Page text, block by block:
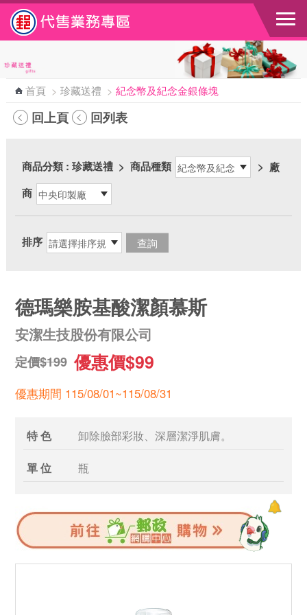
跳到主要內容區塊
首頁 > 珍藏送禮 > 紀念幣及紀念金銀條塊
回上頁 回列表
商品分類: 珍藏送禮 > 商品種類 > 廠
商
排序
德瑪樂胺基酸潔顏慕斯
安潔生技股份有限公司
定價$199 優惠價$99
優惠期間 115/08/01~115/08/31
特 色 卸除臉部彩妝、深層潔淨肌膚。
單 位 瓶